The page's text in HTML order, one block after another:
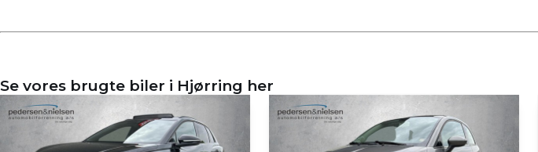
Se vores brugte biler i Hjørring her